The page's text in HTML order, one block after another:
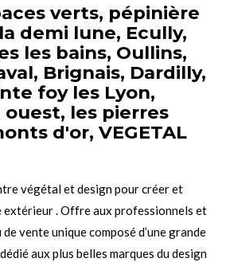
verts, pépinière
demi lune, Ecully,
les bains, Oullins,
Brignais, Dardilly,
foy les Lyon,
ouest, les pierres
d'or, VEGETAL
végétal et design pour créer et
extérieur . Offre aux professionnels et
vente unique composé d’une grande
aux plus belles marques du design